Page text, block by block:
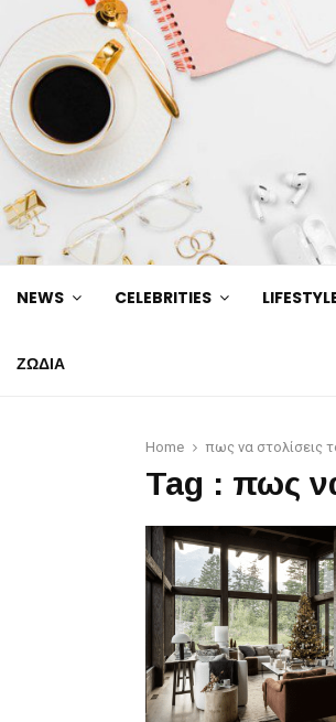
NEWS CELEBRITIES
ΖΩΔΙΑ
Home πως να στολίσεις
Tag : πως